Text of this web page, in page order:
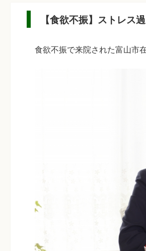
【食欲不振】ストレス
食欲不振で来院された富山市